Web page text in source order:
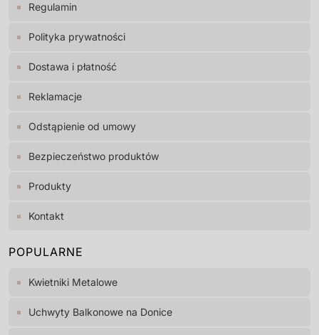
Regulamin
Polityka prywatności
Dostawa i płatność
Reklamacje
Odstąpienie od umowy
Bezpieczeństwo produktów
Produkty
Kontakt
POPULARNE
Kwietniki Metalowe
Uchwyty Balkonowe na Donice